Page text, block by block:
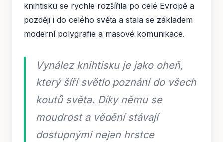
knihtisku se rychle rozšířila po celé Evropě a
později i do celého světa a stala se základem
moderní polygrafie a masové komunikace.
Vynález knihtisku je jako oheň,
který šíří světlo poznání do všech
koutů světa. Díky němu se
moudrost a vědění stávají
dostupnými nejen hrstce